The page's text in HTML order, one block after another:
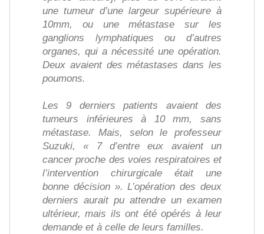
une tumeur d’une largeur supérieure à
10mm, ou une métastase sur les
ganglions lymphatiques ou d’autres
organes, qui a nécessité une opération.
Deux avaient des métastases dans les
poumons.
Les 9 derniers patients avaient des
tumeurs inférieures à 10 mm, sans
métastase. Mais, selon le professeur
Suzuki, « 7 d’entre eux avaient un
cancer proche des voies respiratoires et
l’intervention chirurgicale était une
bonne décision ». L’opération des deux
derniers aurait pu attendre un examen
ultérieur, mais ils ont été opérés à leur
demande et à celle de leurs familles.